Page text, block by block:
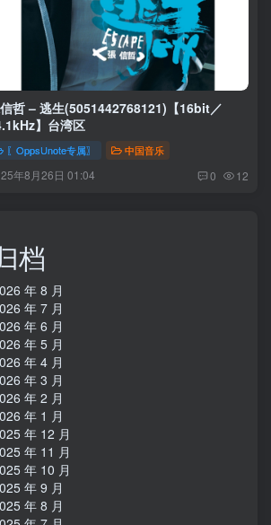
哲 – 逃生(5051442768121)【16bit／
】台湾区
〖OppsUnote专属〗 中国音乐
25年8月26日 01:04 0 12
档
年 8 月
年 7 月
年 6 月
年 5 月
年 4 月
年 3 月
年 2 月
年 1 月
年 12 月
年 11 月
年 10 月
年 9 月
年 8 月